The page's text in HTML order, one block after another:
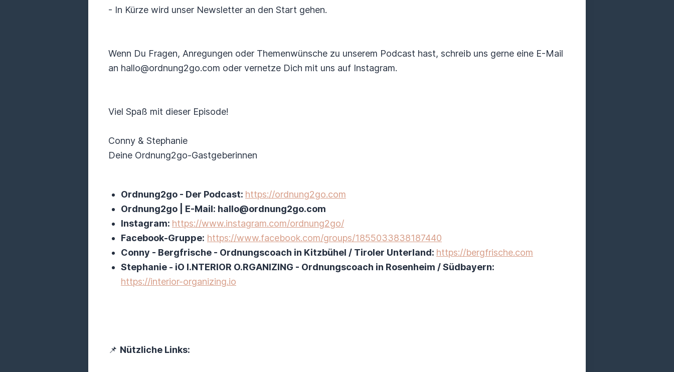
- In Kürze wird unser Newsletter an den Start gehen.
Wenn Du Fragen, Anregungen oder Themenwünsche zu unserem Podcast hast, schreib uns gerne eine E-Mail
an hallo@ordnung2go.com oder vernetze Dich mit uns auf Instagram.
Viel Spaß mit dieser Episode!
Conny & Stephanie
Deine Ordnung2go-Gastgeberinnen
Ordnung2go - Der Podcast: https://ordnung2go.com
Ordnung2go | E-Mail: hallo@ordnung2go.com
Instagram: https://www.instagram.com/ordnung2go/
Facebook-Gruppe: https://www.facebook.com/groups/1855033838187440
Conny - Bergfrische - Ordnungscoach in Kitzbühel / Tiroler Unterland: https://bergfrische.com
Stephanie - iO I.NTERIOR O.RGANIZING - Ordnungscoach in Rosenheim / Südbayern:
https://interior-organizing.io
📌 Nützliche Links: